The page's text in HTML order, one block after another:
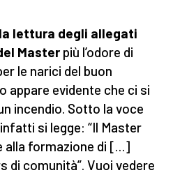
lettura degli allegati
Master più l’odore di
le narici del buon
appare evidente che ci si
incendio. Sotto la voce
si legge: “Il Master
formazione di […]
di comunità”. Vuoi vedere